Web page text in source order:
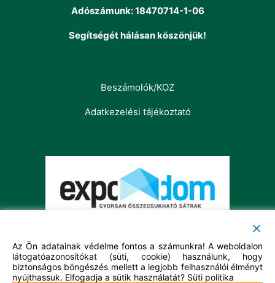
Adószámunk: 18470714-1-06
Segítségét hálásan köszönjük!
Beszámolók/KOZ
Adatkezelési tájékoztató
Az Ön adatainak védelme fontos a számunkra! A weboldalon
látogatóazonosítókat (süti, cookie) használunk, hogy
biztonságos böngészés mellett a legjobb felhasználói élményt
nyújthassuk. Elfogadja a sütik használatát? Süti politika